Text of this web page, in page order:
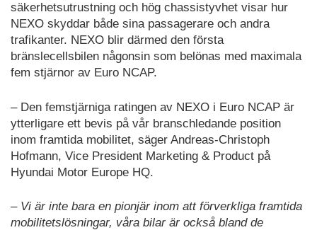
säkerhetsutrustning och hög chassistyvhet visar hur
NEXO skyddar både sina passagerare och andra
trafikanter. NEXO blir därmed den första
bränslecellsbilen någonsin som belönas med maximala
fem stjärnor av Euro NCAP.
– Den femstjärniga ratingen av NEXO i Euro NCAP är
ytterligare ett bevis på vår branschledande position
inom framtida mobilitet, säger Andreas-Christoph
Hofmann, Vice President Marketing & Product på
Hyundai Motor Europe HQ.
– Vi är inte bara en pionjär inom att förverkliga framtida
mobilitetslösningar, våra bilar är också bland de